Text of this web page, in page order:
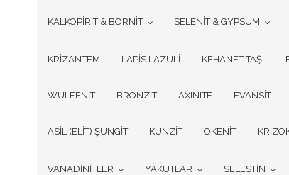
KALKOPİRİT & BORNİT SELENİT & GYPSUM
KRİZANTEM LAPİS LAZULİ KEHANET TAŞI
WULFENİT BRONZİT AXINITE EVANSİT
ASİL (ELİT) ŞUNGİT KUNZİT OKENİT
VANADİNİTLER YAKUTLAR SELESTİN